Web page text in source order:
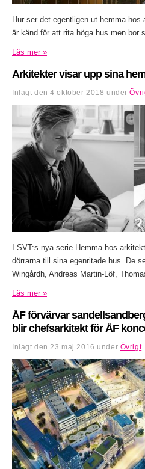
Hur ser det egentligen ut hemma hos
är känd för att rita höga hus men bor
Läs mer »
Arkitekter visar upp sina
Inlagt den4 oktober 2018 under
I SVT:s nya serie Hemma hos
dörrarna till sina egenritade hus. De
Wingårdh, Andreas Martin-Löf,
Läs mer »
ÅF förvärvar
blir chefsarkitekt för ÅF
Inlagt den 23 maj 2016 under Övrigt.